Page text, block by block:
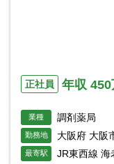
正社員 年収 450
業種 調剤薬局
勤務地 大阪府 大阪
最寄駅 JR東西線 海